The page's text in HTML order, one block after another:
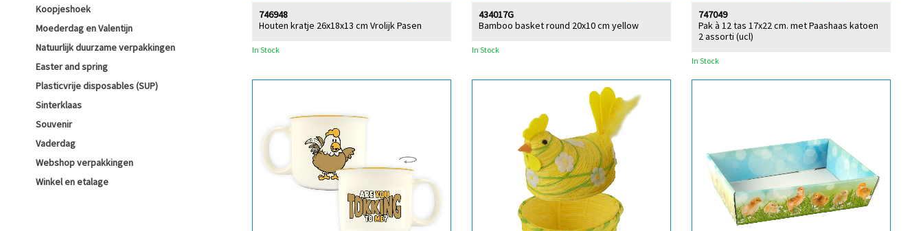
Koopjeshoek
Moederdag en Valentijn
Natuurlijk duurzame verpakkingen
Easter and spring
Plasticvrije disposables (SUP)
Sinterklaas
Souvenir
Vaderdag
Webshop verpakkingen
Winkel en etalage
Houten kratje 26x18x13 cm Vrolijk Pasen
746948
In Stock
Bamboo basket round 20x10 cm yellow
434017G
In Stock
Pak à 12 tas 17x22 cm. met Paashaas katoen
2 assorti (ucl)
747049
In Stock